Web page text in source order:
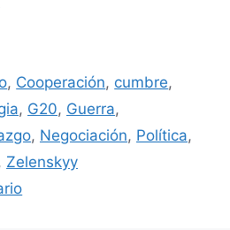
, Cooperación, cumbre,
, G20, Guerra,
, Negociación, Política,
Zelenskyy